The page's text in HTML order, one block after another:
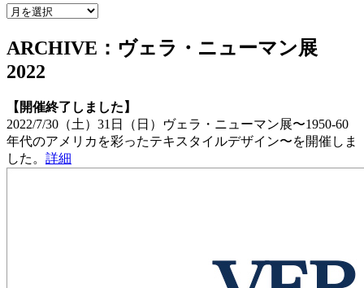
archive
ARCHIVE：ヴェラ・ニューマン展
2022
【開催終了しました】
2022/7/30（土）31日（日）ヴェラ・ニューマン展〜1950-60
年代のアメリカを彩ったテキスタイルデザイン〜を開催しま
した。 詳細